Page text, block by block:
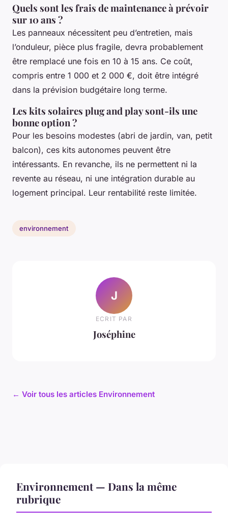
Quels sont les frais de maintenance à prévoir
sur 10 ans ?
Les panneaux nécessitent peu d’entretien, mais
l’onduleur, pièce plus fragile, devra probablement
être remplacé une fois en 10 à 15 ans. Ce coût,
compris entre 1 000 et 2 000 €, doit être intégré
dans la prévision budgétaire long terme.
Les kits solaires plug and play sont-ils une
bonne option ?
Pour les besoins modestes (abri de jardin, van, petit
balcon), ces kits autonomes peuvent être
intéressants. En revanche, ils ne permettent ni la
revente au réseau, ni une intégration durable au
logement principal. Leur rentabilité reste limitée.
environnement
J
ECRIT PAR
Joséphine
← Voir tous les articles Environnement
Environnement — Dans la même
rubrique